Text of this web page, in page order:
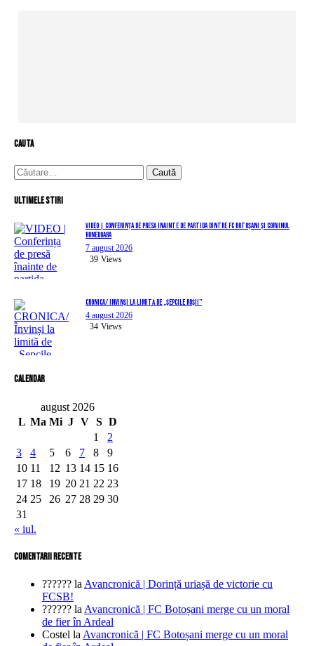
cauta
Caută
după:
Ultimele stiri
VIDEO | Conferința de presă înainte de partida dintre FC Botoșani și Corvinul
Hunedoara
7 august 2026
39 Views
CRONICA/ Învinși la limită de „Șepcile Roșii”
4 august 2026
34 Views
Calendar
august 2026
L Ma Mi J V S D
1
2
3
4 5 6 7 8
9
10 11 12 13 14 15 16
17 18 19 20 21 22 23
24 25 26 27 28 29 30
31
« iul.
comentarii recente
?????? la Avancronică | Dorință uriașă de victorie cu
FCSB!
?????? la Avancronică | FC Botoșani merge cu un moral
de fier în Ardeal
Costel la Avancronică | FC Botoșani merge cu un moral